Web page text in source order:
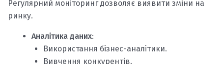
Регулярний моніторинг дозволяє виявити зміни на
ринку.
Аналітика даних:
Використання бізнес-аналітики.
Вивчення конкурентів.